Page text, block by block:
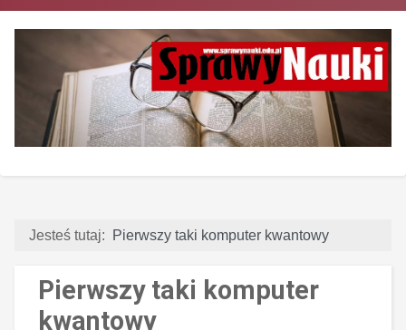
Jesteś tutaj: Pierwszy taki komputer kwantowy
Pierwszy taki komputer
kwantowy